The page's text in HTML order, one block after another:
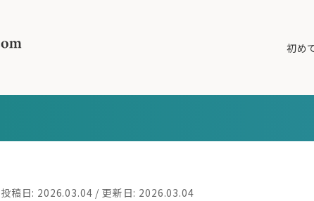
初め
投稿日: 2026.03.04 / 更新日: 2026.03.04